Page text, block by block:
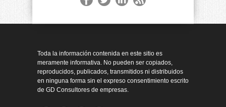
Toda la información contenida en este sitio es
meramente informativa. No pueden ser copiados,
reproducidos, publicados, transmitidos ni distribuidos
en ninguna forma sin el expreso consentimiento escrito
de GD Consultores de empresas.